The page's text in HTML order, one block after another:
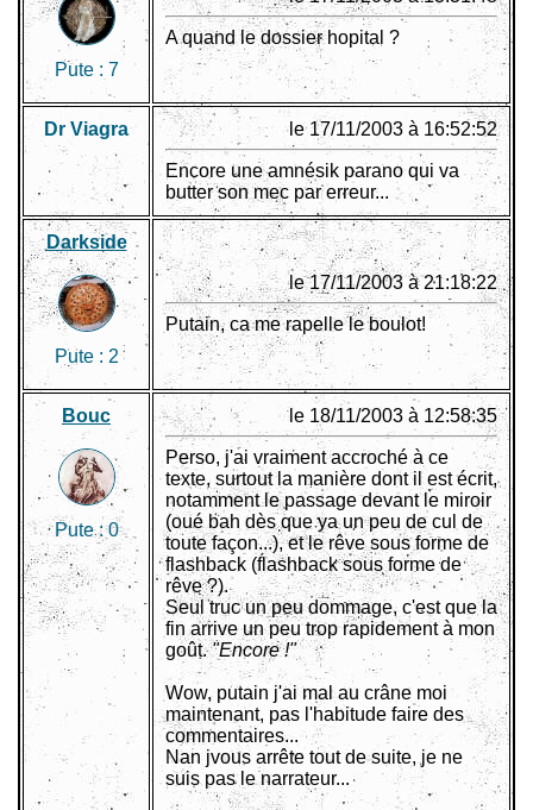
Pute : 7
A quand le dossier hopital ?
Dr Viagra le 17/11/2003 à 16:52:52
Encore une amnésik parano qui va
butter son mec par erreur...
Darkside
Pute : 2
le 17/11/2003 à 21:18:22
Putain, ca me rapelle le boulot!
Bouc
Pute :0
le 18/11/2003 à 12:58:35
Perso, j'ai vraiment accroché à ce
texte, surtout la manière dont il est écrit,
notamment le passage devant le miroir
(oué bah dès que ya un peu de cul de
toute façon...), et le rêve sous forme de
flashback (flashback sous forme de
rêve ?).
Seul truc un peu dommage, c'est que la
fin arrive un peu trop rapidement à mon
goût."Encore !"
Wow, putain j'ai mal au crâne moi
maintenant, pas l'habitude faire des
commentaires...
Nan jvous arrête tout de suite, je ne
suis pas le narrateur...